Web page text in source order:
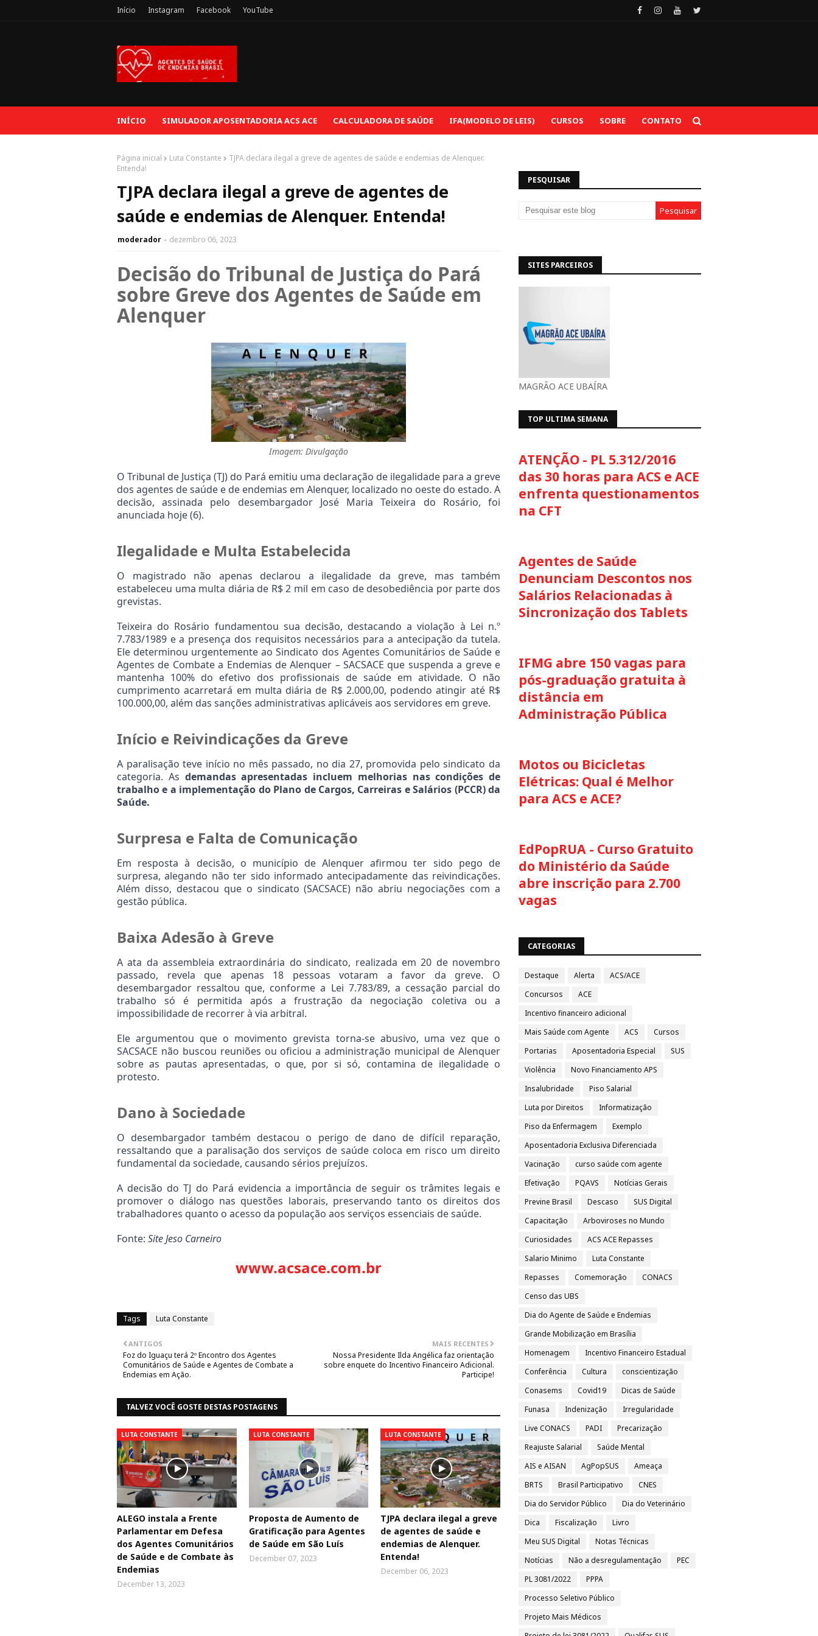
Início Instagram Facebook YouTube
INÍCIO SIMULADOR APOSENTADORIA ACS ACE CALCULADORA DE SAÚDE IFA(MODELO DE LEIS) CURSOS SOBRE CONTATO
Página inicial Luta Constante
TJPA declara ilegal a greve de agentes de saúde e endemias de Alenquer.
Entenda!
TJPA declara ilegal a greve de agentes de
saúde e endemias de Alenquer. Entenda!
moderador dezembro 06, 2023
Decisão do Tribunal de Justiça do Pará
sobre Greve dos Agentes de Saúde em
Alenquer
Imagem: Divulgação
O Tribunal de Justiça (TJ) do Pará emitiu uma declaração de ilegalidade para a greve
dos agentes de saúde e de endemias em Alenquer, localizado no oeste do estado. A
decisão, assinada pelo desembargador José Maria Teixeira do Rosário, foi
anunciada hoje (6).
Ilegalidade e Multa Estabelecida
O magistrado não apenas declarou a ilegalidade da greve, mas também
estabeleceu uma multa diária de R$ 2 mil em caso de desobediência por parte dos
grevistas.
Teixeira do Rosário fundamentou sua decisão, destacando a violação à Lei n.º
7.783/1989 e a presença dos requisitos necessários para a antecipação da tutela.
Ele determinou urgentemente ao Sindicato dos Agentes Comunitários de Saúde e
Agentes de Combate a Endemias de Alenquer – SACSACE que suspenda a greve e
mantenha 100% do efetivo dos profissionais de saúde em atividade. O não
cumprimento acarretará em multa diária de R$ 2.000,00, podendo atingir até R$
100.000,00, além das sanções administrativas aplicáveis aos servidores em greve.
Início e Reivindicações da Greve
A paralisação teve início no mês passado, no dia 27, promovida pelo sindicato da
categoria. As demandas apresentadas incluem melhorias nas condições de
trabalho e a implementação do Plano de Cargos, Carreiras e Salários (PCCR) da
Saúde.
Surpresa e Falta de Comunicação
Em resposta à decisão, o município de Alenquer afirmou ter sido pego de
surpresa, alegando não ter sido informado antecipadamente das reivindicações.
Além disso, destacou que o sindicato (SACSACE) não abriu negociações com a
gestão pública.
Baixa Adesão à Greve
A ata da assembleia extraordinária do sindicato, realizada em 20 de novembro
passado, revela que apenas 18 pessoas votaram a favor da greve. O
desembargador ressaltou que, conforme a Lei 7.783/89, a cessação parcial do
trabalho só é permitida após a frustração da negociação coletiva ou a
impossibilidade de recorrer à via arbitral.
Ele argumentou que o movimento grevista torna-se abusivo, uma vez que o
SACSACE não buscou reuniões ou oficiou a administração municipal de Alenquer
sobre as pautas apresentadas, o que, por si só, contamina de ilegalidade o
protesto.
Dano à Sociedade
O desembargador também destacou o perigo de dano de difícil reparação,
ressaltando que a paralisação dos serviços de saúde coloca em risco um direito
fundamental da sociedade, causando sérios prejuízos.
A decisão do TJ do Pará evidencia a importância de seguir os trâmites legais e
promover o diálogo nas questões laborais, preservando tanto os direitos dos
trabalhadores quanto o acesso da população aos serviços essenciais de saúde.
Fonte: Site Jeso Carneiro
www.acsace.com.br
Tags Luta Constante
MAIS RECENTES
Nossa Presidente Ilda Angélica faz orientação
sobre enquete do Incentivo Financeiro Adicional.
Participe!
ANTIGOS
Foz do Iguaçu terá 2º Encontro dos Agentes
Comunitários de Saúde e Agentes de Combate a
Endemias em Ação.
TALVEZ VOCÊ GOSTE DESTAS POSTAGENS
LUTA CONSTANTE
ALEGO instala a Frente
Parlamentar em Defesa
dos Agentes Comunitários
de Saúde e de Combate às
Endemias
December 13, 2023
LUTA CONSTANTE
Proposta de Aumento de
Gratificação para Agentes
de Saúde em São Luís
December 07, 2023
LUTA CONSTANTE
TJPA declara ilegal a greve
de agentes de saúde e
endemias de Alenquer.
Entenda!
December 06, 2023
PESQUISAR
SITES PARCEIROS
MAGRÃO ACE UBAÍRA
TOP ULTIMA SEMANA
ATENÇÃO - PL 5.312/2016
das 30 horas para ACS e ACE
enfrenta questionamentos
na CFT
Agentes de Saúde
Denunciam Descontos nos
Salários Relacionadas à
Sincronização dos Tablets
IFMG abre 150 vagas para
pós-graduação gratuita à
distância em
Administração Pública
Motos ou Bicicletas
Elétricas: Qual é Melhor
para ACS e ACE?
EdPopRUA - Curso Gratuito
do Ministério da Saúde
abre inscrição para 2.700
vagas
CATEGORIAS
Destaque Alerta
ACS/ACE
Concursos
ACE
Incentivo financeiro adicional
Mais Saúde com Agente
ACS
Cursos
Portarias
Aposentadoria Especial
SUS
Violência
Novo Financiamento APS
Insalubridade
Piso Salarial
Luta por Direitos
Informatização
Piso da Enfermagem
Exemplo
Aposentadoria Exclusiva Diferenciada
Vacinação
curso saúde com agente
Efetivação
PQAVS
Notícias Gerais
Previne Brasil
Descaso
SUS Digital
Capacitação
Arboviroses no Mundo
Curiosidades
ACS ACE Repasses
Salario Minimo
Luta Constante
Repasses
Comemoração
CONACS
Censo das UBS
Dia do Agente de Saúde e Endemias
Grande Mobilização em Brasília
Homenagem
Incentivo Financeiro Estadual
Conferência
Cultura
conscientização
Conasems
Covid19
Dicas de Saúde
Funasa
Indenização
Irregularidade
Live CONACS
PADI
Precarização
Reajuste Salarial
Saúde Mental
AIS e AISAN
AgPopSUS
Ameaça
BRTS
Brasil Participativo
CNES
Dia do Servidor Público
Dia do Veterinário
Dica
Fiscalização
Livro
Meu SUS Digital
Notas Técnicas
Notícias
Não a desregulamentação
PEC
PL 3081/2022
PPPA
Processo Seletivo Público
Projeto Mais Médicos